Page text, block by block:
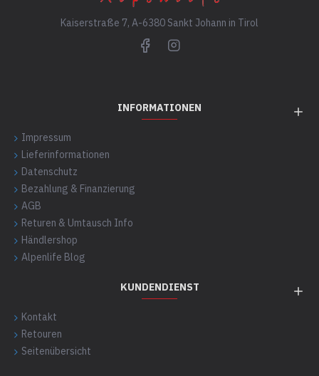
Kaiserstraße 7, A-6380 Sankt Johann in Tirol
INFORMATIONEN
Impressum
Lieferinformationen
Datenschutz
Bezahlung & Finanzierung
AGB
Returen & Umtausch Info
Händlershop
Alpenlife Blog
KUNDENDIENST
Kontakt
Retouren
Seitenübersicht